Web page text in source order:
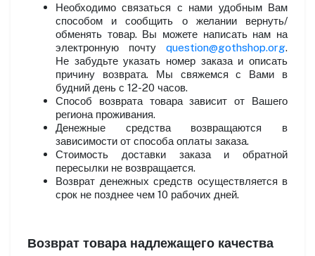
Необходимо связаться с нами удобным Вам
способом и сообщить о желании вернуть/
обменять товар. Вы можете написать нам на
электронную почту question@gothshop.org.
Не забудьте указать номер заказа и описать
причину возврата. Мы свяжемся с Вами в
будний день с 12-20 часов.
Способ возврата товара зависит от Вашего
региона проживания.
Денежные средства возвращаются в
зависимости от способа оплаты заказа.
Стоимость доставки заказа и обратной
пересылки не возвращается.
Возврат денежных средств осуществляется в
срок не позднее чем 10 рабочих дней.
Возврат товара надлежащего качества